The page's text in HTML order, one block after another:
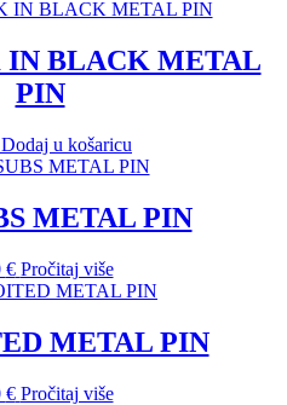
IN BLACK METAL
PIN
Dodaj u košaricu
METAL PIN
€ Pročitaj više
METAL PIN
€ Pročitaj više